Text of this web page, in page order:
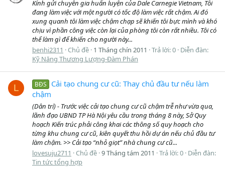
Kính gửi chuyên gia huấn luyện của Dale Carnegie Vietnam, Tôi
đang làm việc với một người có tốc độ làm việc rất chậm. Ai đó
xung quanh tôi làm việc chậm chạp sẽ khiến tôi bực mình và khó
chịu vì phần công việc còn lại của phòng tôi còn rất nhiều. Tôi có
thể làm gì để khiến cho người này...
benhi2311
Chủ đề 1 Tháng chín 2011 Trả lời: 0 Diễn đàn:
Kỹ Năng Thương Lượng-Đàm Phán
L BĐS
Cải tạo chung cư cũ: Thay chủ đầu tư nếu làm
chậm
(Dân trí) - Trước việc cải tạo chung cư cũ chậm trễ như vừa qua,
lãnh đạo UBND TP Hà Nội yêu cầu trong tháng 8 này, Sở Quy
hoạch Kiến trúc phải công khai các thông số quy hoạch cho
từng khu chung cư cũ, kiên quyết thu hồi dự án nếu chủ đầu tư
làm chậm. >> Cải tạo “nhỏ giọt” nhà chung cư cũ...
lovesuju2711
Chủ đề 9 Tháng tám 2011 Trả lời: 0 Diễn đàn:
Tin tức tổng hợp